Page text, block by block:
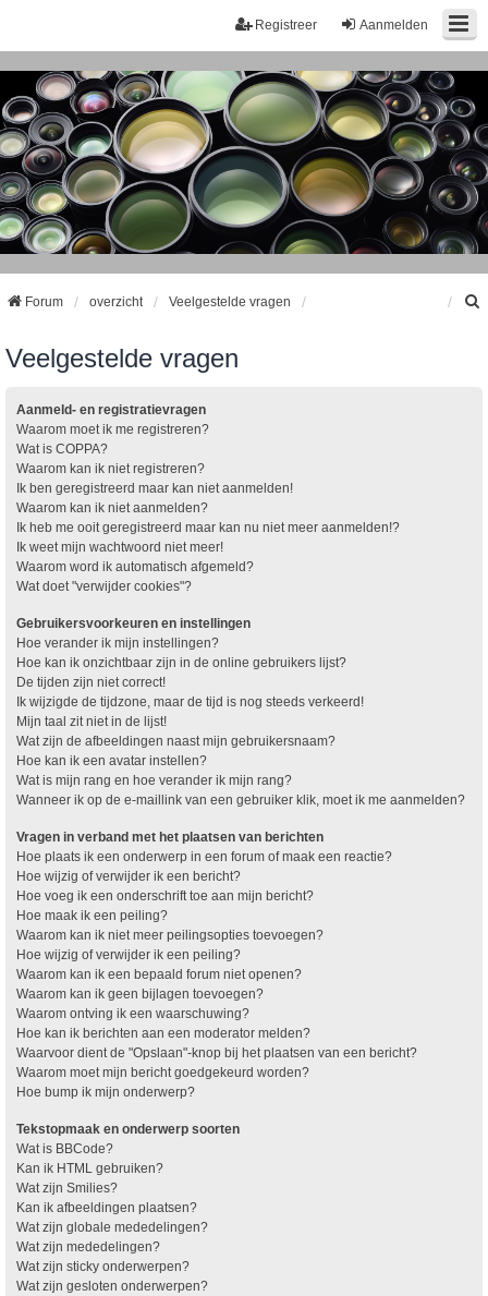
Aanmelden
Registreer
Forum overzicht Veelgestelde vragen
Veelgestelde vragen
Aanmeld- en registratievragen
Waarom moet ik me registreren?
Wat is COPPA?
Waarom kan ik niet registreren?
Ik ben geregistreerd maar kan niet aanmelden!
Waarom kan ik niet aanmelden?
Ik heb me ooit geregistreerd maar kan nu niet meer aanmelden!?
Ik weet mijn wachtwoord niet meer!
Waarom word ik automatisch afgemeld?
Wat doet "verwijder cookies"?
Gebruikersvoorkeuren en instellingen
Hoe verander ik mijn instellingen?
Hoe kan ik onzichtbaar zijn in de online gebruikers lijst?
De tijden zijn niet correct!
Ik wijzigde de tijdzone, maar de tijd is nog steeds verkeerd!
Mijn taal zit niet in de lijst!
Wat zijn de afbeeldingen naast mijn gebruikersnaam?
Hoe kan ik een avatar instellen?
Wat is mijn rang en hoe verander ik mijn rang?
Wanneer ik op de e-maillink van een gebruiker klik, moet ik me aanmelden?
Vragen in verband met het plaatsen van berichten
Hoe plaats ik een onderwerp in een forum of maak een reactie?
Hoe wijzig of verwijder ik een bericht?
Hoe voeg ik een onderschrift toe aan mijn bericht?
Hoe maak ik een peiling?
Waarom kan ik niet meer peilingsopties toevoegen?
Hoe wijzig of verwijder ik een peiling?
Waarom kan ik een bepaald forum niet openen?
Waarom kan ik geen bijlagen toevoegen?
Waarom ontving ik een waarschuwing?
Hoe kan ik berichten aan een moderator melden?
Waarvoor dient de "Opslaan"-knop bij het plaatsen van een bericht?
Waarom moet mijn bericht goedgekeurd worden?
Hoe bump ik mijn onderwerp?
Tekstopmaak en onderwerp soorten
Wat is BBCode?
Kan ik HTML gebruiken?
Wat zijn Smilies?
Kan ik afbeeldingen plaatsen?
Wat zijn globale mededelingen?
Wat zijn mededelingen?
Wat zijn sticky onderwerpen?
Wat zijn gesloten onderwerpen?